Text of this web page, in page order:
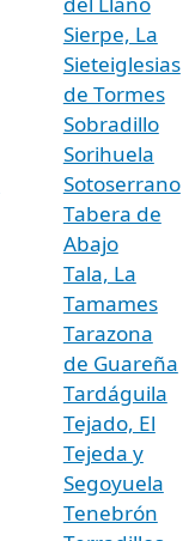
Sierpe, La
Sieteiglesias
de Tormes
Sobradillo
Sorihuela
Sotoserrano
Tabera de
Abajo
Tala, La
Tamames
Tarazona
de Guareña
Tardáguila
Tejado, El
Tejeda y
Segoyuela
Tenebrón